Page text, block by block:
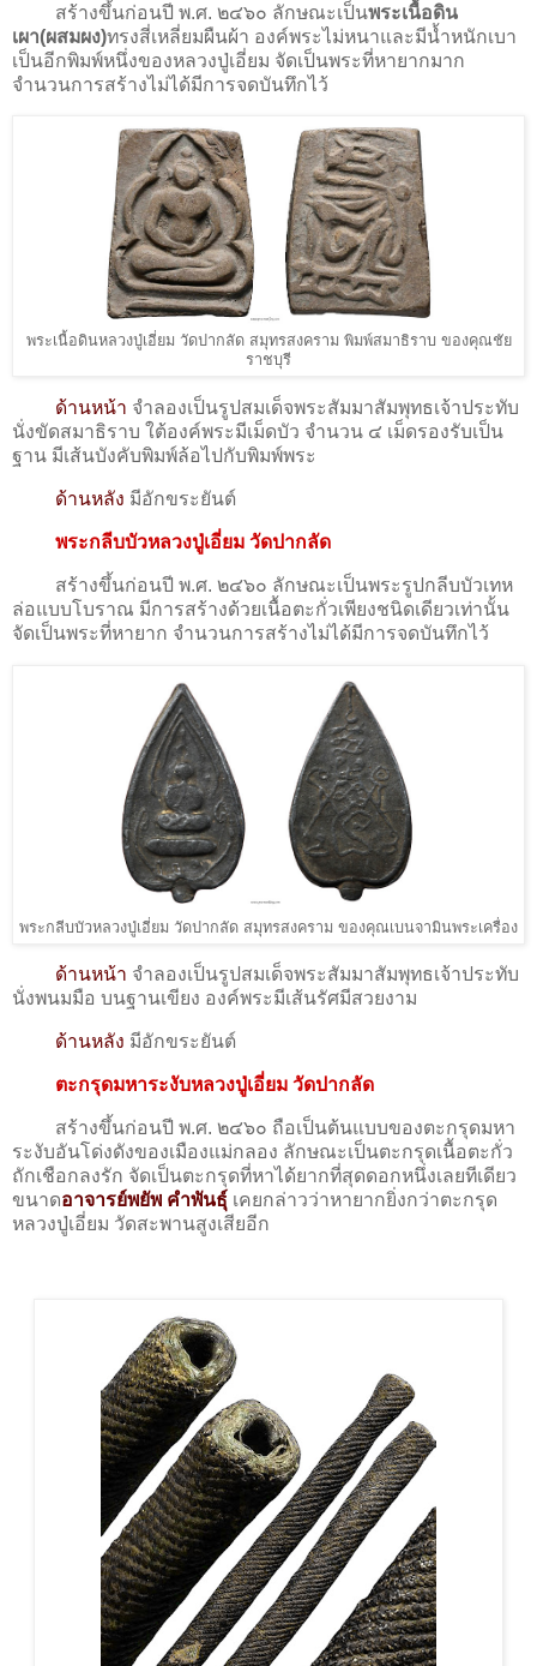
สร้างขึ้นก่อนปี พ.ศ. ๒๔๖๐ ลักษณะเป็นพระเนื้อดิน
เผา(ผสมผง)ทรงสี่เหลี่ยมผืนผ้า องค์พระไม่หนาและมีน้ำหนักเบา
เป็นอีกพิมพ์หนึ่งของหลวงปู่เอี่ยม จัดเป็นพระที่หายากมาก
จำนวนการสร้างไม่ได้มีการจดบันทึกไว้
พระเนื้อดินหลวงปู่เอี่ยม วัดปากลัด สมุทรสงคราม พิมพ์สมาธิราบ ของคุณชัย
ราชบุรี
ด้านหน้า จำลองเป็นรูปสมเด็จพระสัมมาสัมพุทธเจ้าประทับ
นั่งขัดสมาธิราบ ใต้องค์พระมีเม็ดบัว จำนวน ๔ เม็ดรองรับเป็น
ฐาน มีเส้นบังคับพิมพ์ล้อไปกับพิมพ์พระ
ด้านหลัง มีอักขระยันต์
พระกลีบบัวหลวงปู่เอี่ยม วัดปากลัด
สร้างขึ้นก่อนปี พ.ศ. ๒๔๖๐ ลักษณะเป็นพระรูปกลีบบัวเทห
ล่อแบบโบราณ มีการสร้างด้วยเนื้อตะกั่วเพียงชนิดเดียวเท่านั้น
จัดเป็นพระที่หายาก จำนวนการสร้างไม่ได้มีการจดบันทึกไว้
พระกลีบบัวหลวงปู่เอี่ยม วัดปากลัด สมุทรสงคราม ของคุณเบนจามินพระเครื่อง
ด้านหน้า จำลองเป็นรูปสมเด็จพระสัมมาสัมพุทธเจ้าประทับ
นั่งพนมมือ บนฐานเขียง องค์พระมีเส้นรัศมีสวยงาม
ด้านหลัง มีอักขระยันต์
ตะกรุดมหาระงับหลวงปู่เอี่ยม วัดปากลัด
สร้างขึ้นก่อนปี พ.ศ. ๒๔๖๐ ถือเป็นต้นแบบของตะกรุดมหา
ระงับอันโด่งดังของเมืองแม่กลอง ลักษณะเป็นตะกรุดเนื้อตะกั่ว
ถักเชือกลงรัก จัดเป็นตะกรุดที่หาได้ยากที่สุดดอกหนึ่งเลยทีเดียว
ขนาดอาจารย์พยัพ คำพันธุ์ เคยกล่าวว่าหายากยิ่งกว่าตะกรุด
หลวงปู่เอี่ยม วัดสะพานสูงเสียอีก